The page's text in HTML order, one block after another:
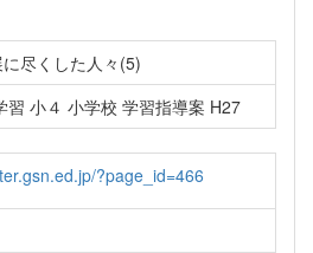
尽くした人々(5)
習 小４ 小学校 学習指導案 H27
?page_id=466